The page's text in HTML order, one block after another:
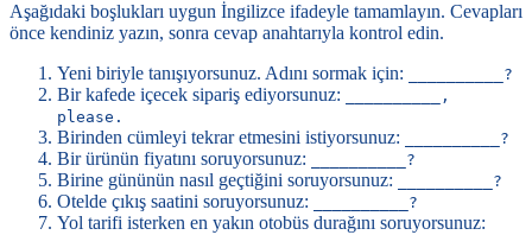
Aşağıdaki boşlukları uygun İngilizce ifadeyle tamamlayın. Cevapları
önce kendiniz yazın, sonra cevap anahtarıyla kontrol edin.
Yeni biriyle tanışıyorsunuz. Adını sormak için:
__________?
Bir kafede içecek sipariş ediyorsunuz:
__________,
please.
Birinden cümleyi tekrar etmesini istiyorsunuz: __________?
Bir ürünün fiyatını soruyorsunuz: __________?
Birine gününün nasıl geçtiğini soruyorsunuz: __________?
Otelde çıkış saatini soruyorsunuz: __________?
Yol tarifi isterken en yakın otobüs durağını soruyorsunuz: